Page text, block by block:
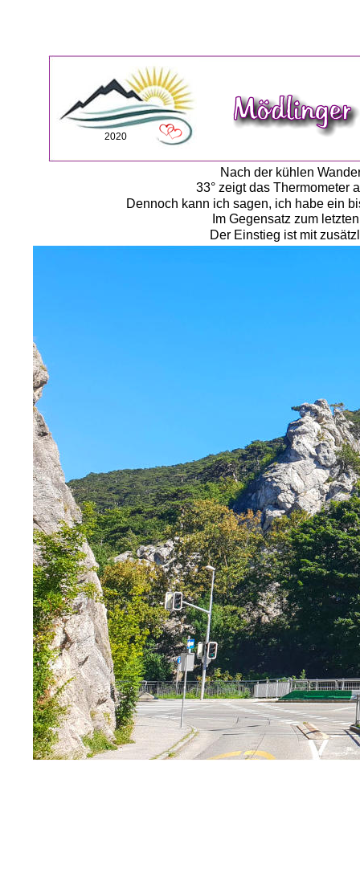
Nach der kühlen
33° zeigt das Thermometer
Dennoch kann ich sagen, ich habe ein
Im Gegensatz zum
Der Einstieg ist mit
2020